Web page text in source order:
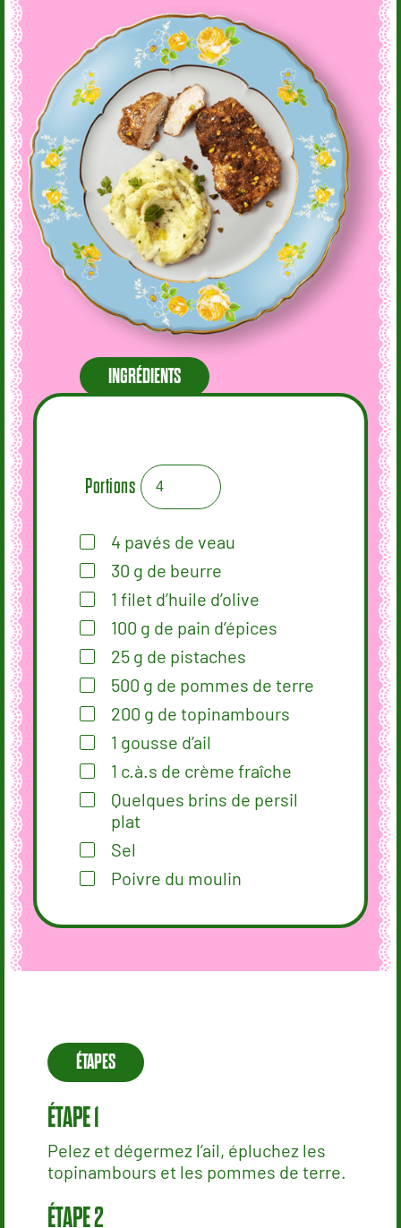
INGRÉDIENTS
Portions
4 pavés de veau
30 g de beurre
1 filet d’huile d’olive
100 g de pain d’épices
25 g de pistaches
500 g de pommes de terre
200 g de topinambours
1 gousse d’ail
1 c.à.s de crème fraîche
Quelques brins de persil
plat
Sel
Poivre du moulin
ÉTAPES
Pelez et dégermez l’ail, épluchez les
topinambours et les pommes de terre.